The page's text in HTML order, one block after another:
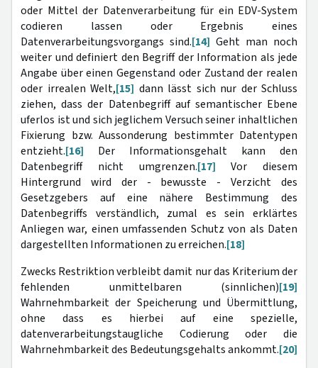
oder Mittel der Datenverarbeitung für ein EDV-System
codieren lassen oder Ergebnis eines
Datenverarbeitungsvorgangs sind.[14] Geht man noch
weiter und definiert den Begriff der Information als jede
Angabe über einen Gegenstand oder Zustand der realen
oder irrealen Welt,[15] dann lässt sich nur der Schluss
ziehen, dass der Datenbegriff auf semantischer Ebene
uferlos ist und sich jeglichem Versuch seiner inhaltlichen
Fixierung bzw. Aussonderung bestimmter Datentypen
entzieht.[16] Der Informationsgehalt kann den
Datenbegriff nicht umgrenzen.[17] Vor diesem
Hintergrund wird der - bewusste - Verzicht des
Gesetzgebers auf eine nähere Bestimmung des
Datenbegriffs verständlich, zumal es sein erklärtes
Anliegen war, einen umfassenden Schutz von als Daten
dargestellten Informationen zu erreichen.[18]
Zwecks Restriktion verbleibt damit nur das Kriterium der
fehlenden unmittelbaren (sinnlichen)[19]
Wahrnehmbarkeit der Speicherung und Übermittlung,
ohne dass es hierbei auf eine spezielle,
datenverarbeitungstaugliche Codierung oder die
Wahrnehmbarkeit des Bedeutungsgehalts ankommt.[20]